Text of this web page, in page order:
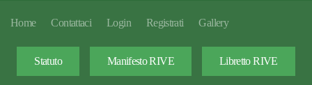
Home Contattaci Login Registrati Gallery
Statuto Manifesto RIVE Libretto RIVE